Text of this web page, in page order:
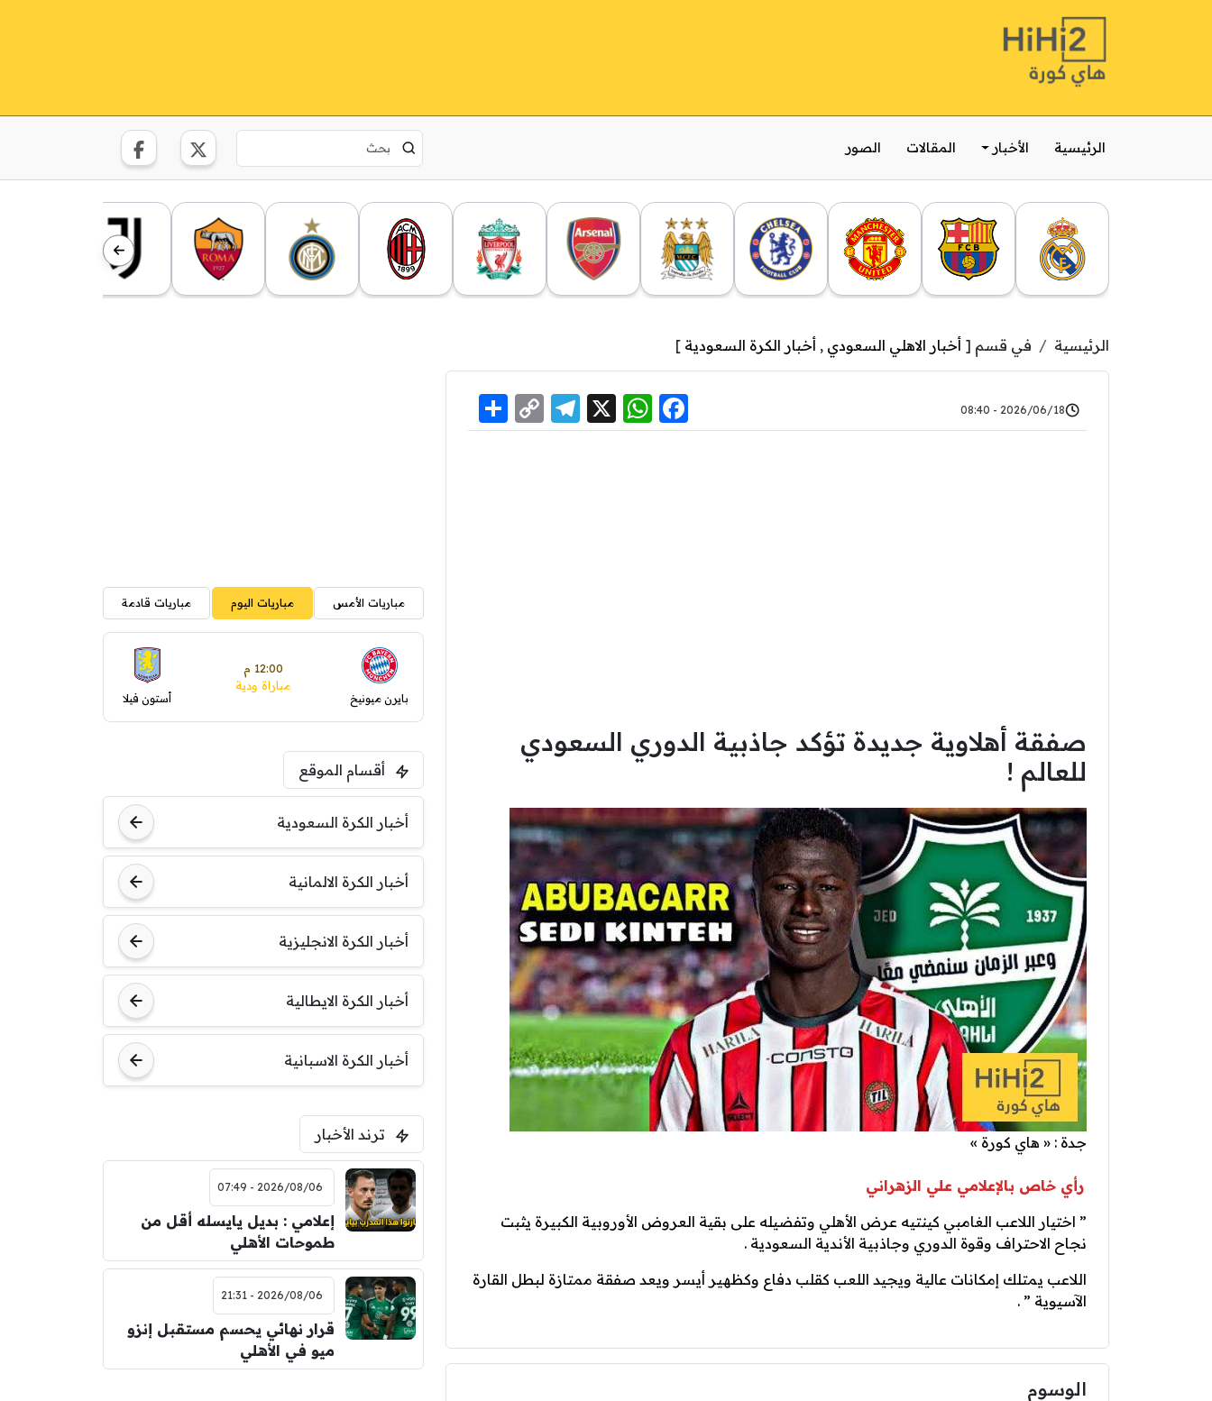
الرئيسية الأخبار المقالات الصور
الرئيسية في قسم [ أخبار الاهلي السعودي , أخبار الكرة السعودية ]
2026/06/18 - 08:40
Facebook
WhatsApp
X
Telegram
Copy
Link
صفقة أهلاوية جديدة تؤكد جاذبية الدوري السعودي
للعالم !
جدة : « هاي كورة »
رأي خاص بالإعلامي علي الزهراني
” ‏اختيار اللاعب الغامبي ‎كينتيه عرض ‎الأهلي وتفضيله على بقية العروض الأوروبية الكبيرة يثبت
نجاح الاحتراف وقوة الدوري وجاذبية الأندية السعودية .
اللاعب يمتلك إمكانات عالية ويجيد اللعب كقلب دفاع وكظهير أيسر ويعد صفقة ممتازة لبطل القارة
الآسيوية ” .
الوسوم
مباريات الأمس مباريات اليوم مباريات قادمة
بايرن ميونيخ
12:00 م
مباراة ودية
أستون فيلا
أقسام الموقع
أخبار الكرة السعودية
أخبار الكرة الالمانية
أخبار الكرة الانجليزية
أخبار الكرة الايطالية
أخبار الكرة الاسبانية
ترند الأخبار
2026/08/06 - 07:49
إعلامي : بديل يايسله أقل من
طموحات الأهلي
2026/08/06 - 21:31
قرار نهائي يحسم مستقبل إنزو
ميو في الأهلي